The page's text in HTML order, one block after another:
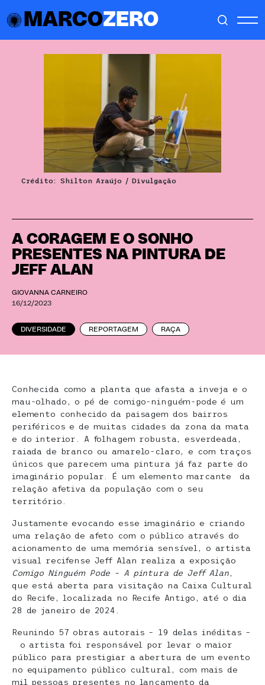
MARCOZERO
A CORAGEM E O SONHO
PRESENTES NA PINTURA DE
JEFF ALAN
GIOVANNA CARNEIRO
16/12/2023
DIVERSIDADE REPORTAGEM RAÇA
Crédito: Shilton Araújo / Divulgação
Conhecida como a planta que afasta a inveja e o
mau-olhado, o pé de comigo-ninguém-pode é um
elemento conhecido da paisagem dos bairros
periféricos e de muitas cidades da zona da mata
e do interior. A folhagem robusta, esverdeada,
raiada de branco ou amarelo-claro, e com traços
únicos que parecem uma pintura já faz parte do
imaginário popular. É um elemento marcante da
relação afetiva da população com o seu
território.
Justamente evocando esse imaginário e criando
uma relação de afeto com o público através do
acionamento de uma memória sensível, o artista
visual recifense Jeff Alan realiza a exposição
Comigo Ninguém Pode – A pintura de Jeff Alan,
que está aberta para visitação na Caixa Cultural
do Recife, localizada no Recife Antigo, até o dia
28 de janeiro de 2024.
Reunindo 57 obras autorais – 19 delas inéditas –
o artista foi responsável por levar o maior
público para prestigiar a abertura de um evento
no equipamento público cultural, com mais de
mil pessoas presentes no lançamento da